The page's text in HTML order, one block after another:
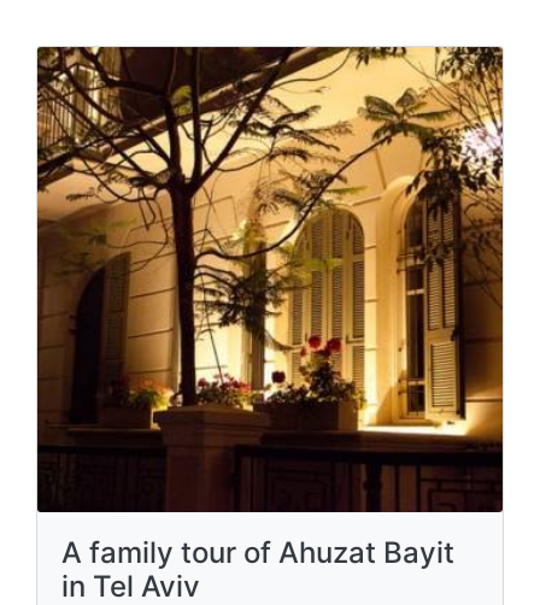
A family tour of Ahuzat Bayit
in Tel Aviv